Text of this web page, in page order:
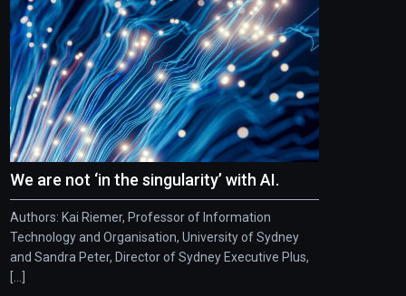
We are not ‘in the singularity’ with AI.
Authors: Kai Riemer, Professor of Information
Technology and Organisation, University of Sydney
and Sandra Peter, Director of Sydney Executive Plus,